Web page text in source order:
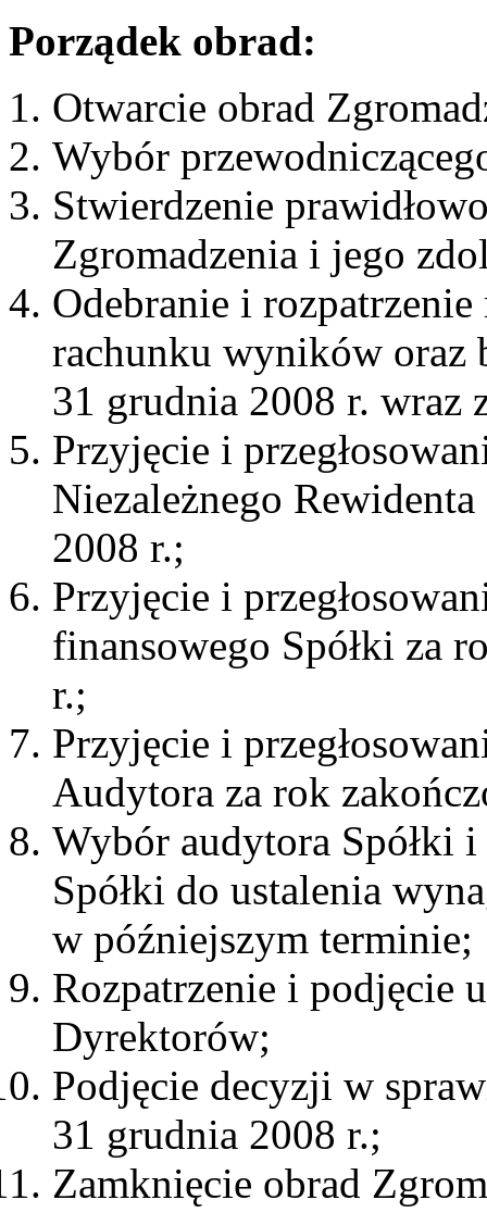
Porządek obrad:
Otwarcie obrad
Wybór
Stwierdzenie
Zgromadzenia i jego
Odebranie i
rachunku wyników oraz
31 grudnia 2008 r. wraz
Przyjęcie i
Niezależnego
2008 r.;
Przyjęcie i
finansowego Spółki za
r.;
Przyjęcie i
Audytora za rok
Wybór audytora Spółki
Spółki do ustalenia
w późniejszym terminie;
Rozpatrzenie i podjęcie
Dyrektorów;
Podjęcie decyzji w
31 grudnia 2008 r.;
Zamknięcie obrad